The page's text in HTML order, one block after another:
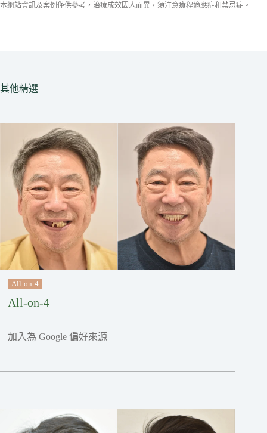
本網站資訊及案例僅供參考，治療成效因人而異，須注意療程適應症和禁忌症。
其他精選
All-on-4
All-on-4
加入為 Google 偏好來源